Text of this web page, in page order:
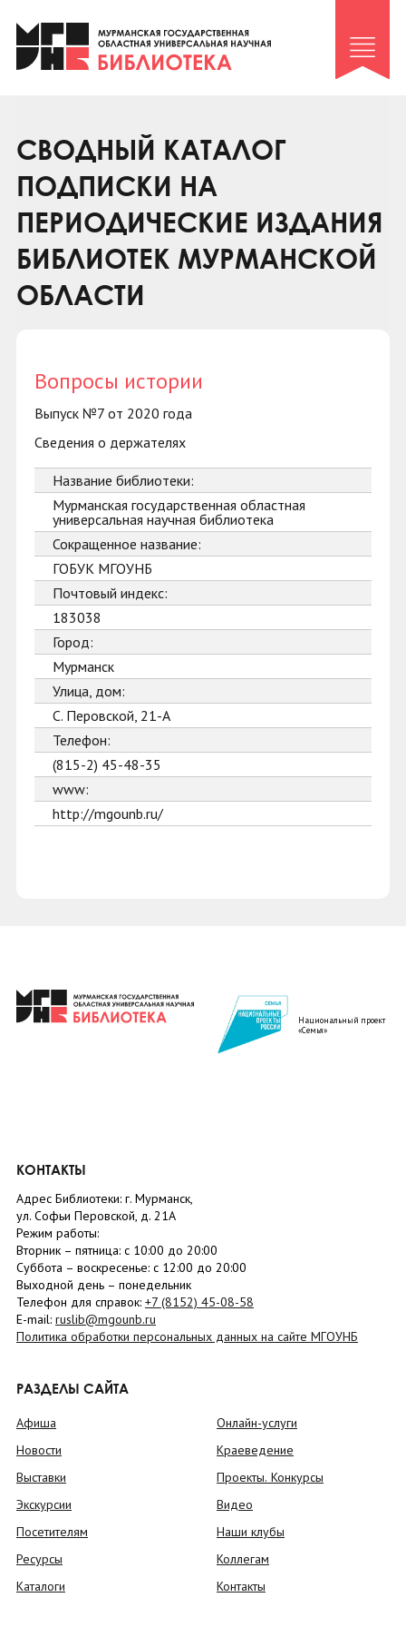
Клуб «Гиря и сельдерей»
Клуб «Семейный архив»
Коллегам
Контакты
СВОДНЫЙ КАТАЛОГ
ПОДПИСКИ НА
ПЕРИОДИЧЕСКИЕ ИЗДАНИЯ
БИБЛИОТЕК МУРМАНСКОЙ
ОБЛАСТИ
Вопросы истории
Выпуск №7 от 2020 года
Сведения о держателях
Название библиотеки:
Мурманская государственная областная
универсальная научная библиотека
Сокращенное название:
ГОБУК МГОУНБ
Почтовый индекс:
183038
Город:
Мурманск
Улица, дом:
С. Перовской, 21-А
Телефон:
(815-2) 45-48-35
www:
http://mgounb.ru/
Национальный проект
«Семья»
КОНТАКТЫ
Адрес Библиотеки: г. Мурманск,
ул. Софьи Перовской, д. 21А
Режим работы:
Вторник – пятница: с 10:00 до 20:00
Суббота – воскресенье: c 12:00 до 20:00
Выходной день – понедельник
Телефон для справок: +7 (8152) 45-08-58
E-mail: ruslib@mgounb.ru
Политика обработки персональных данных на сайте МГОУНБ
РАЗДЕЛЫ САЙТА
Афиша
Новости
Выставки
Экскурсии
Посетителям
Ресурсы
Каталоги
Онлайн-услуги
Краеведение
Проекты. Конкурсы
Видео
Наши клубы
Коллегам
Контакты